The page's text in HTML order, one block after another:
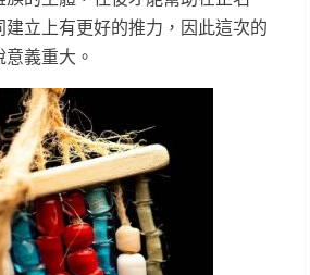
立上有更好的推力，因此這次的
義重大。